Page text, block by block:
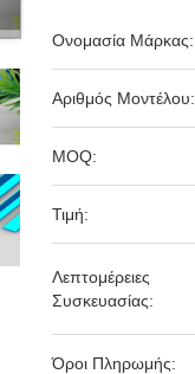
Ονομασία Μάρκας:
Αριθμός Μοντέλου:
MOQ:
Τιμή:
Λεπτομέρειες
Συσκευασίας:
Όροι Πληρωμής: